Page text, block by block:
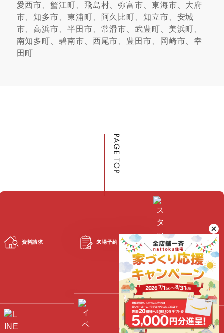
愛西市、蟹江町、飛島村、弥富市、東海市、大府
市、知多市、東浦町、阿久比町、知立市、安城
市、高浜市、半田市、常滑市、武豊町、美浜町、
南知多町、碧南市、西尾市、豊田市、岡崎市、幸
田町
©2023 Nattoku Jutaku Kobo Co., Ltd.
資料請求 来場予約 スタッフブログ